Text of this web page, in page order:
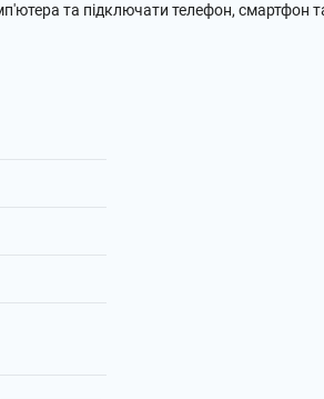
та підключати телефон, смартфон